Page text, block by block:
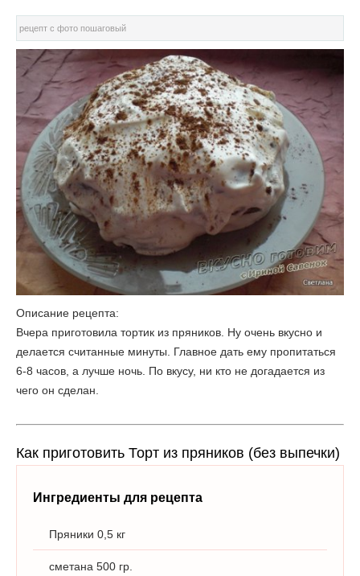
рецепт с фото пошаговый
Описание рецепта:
Вчера приготовила тортик из пряников. Ну очень вкусно и
делается считанные минуты. Главное дать ему пропитаться
6-8 часов, а лучше ночь. По вкусу, ни кто не догадается из
чего он сделан.
Как приготовить Торт из пряников (без выпечки)
Ингредиенты для рецепта
Пряники 0,5 кг
сметана 500 гр.